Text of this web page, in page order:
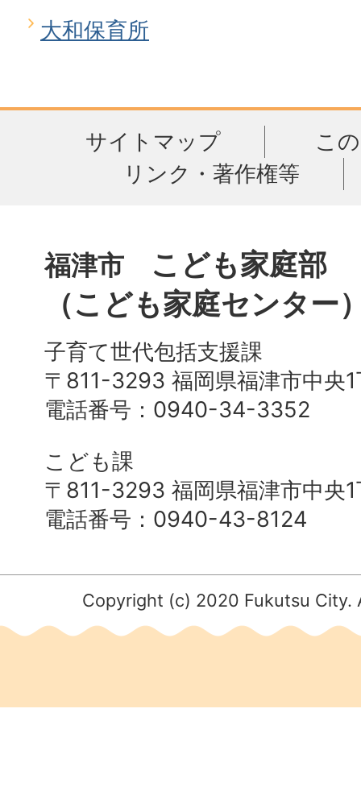
大和保育所
サイトマップ
こ
リンク・著作権等
福津市 こども家庭部
（こども家庭センター
子育て世代包括支援課
〒811-3293 福岡県福津市中央1
電話番号：0940-34-3352
こども課
〒811-3293 福岡県福津市中央1
電話番号：0940-43-8124
Copyright (c) 2020 Fukutsu City.